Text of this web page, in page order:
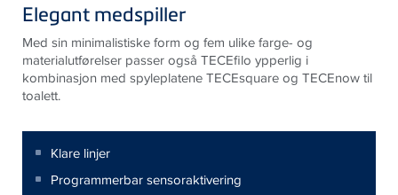
Elegant medspiller
Med sin minimalistiske form og fem ulike farge- og
materialutførelser passer også TECEfilo ypperlig i
kombinasjon med spyleplatene TECEsquare og TECEnow til
toalett.
Klare linjer
Programmerbar sensoraktivering